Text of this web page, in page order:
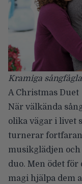
Kramiga
A Christmas Duet
När välkända
olika vägar i livet
turnerar
musikglädjen
duo. Men ödet
magi hjälpa dem